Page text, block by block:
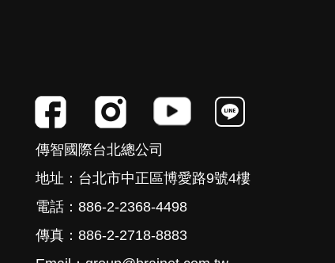
傳智國際台北總公司
地址：台北市中正區博愛路9號4樓
電話：886-2-2368-4498
傳真：886-2-2718-8883